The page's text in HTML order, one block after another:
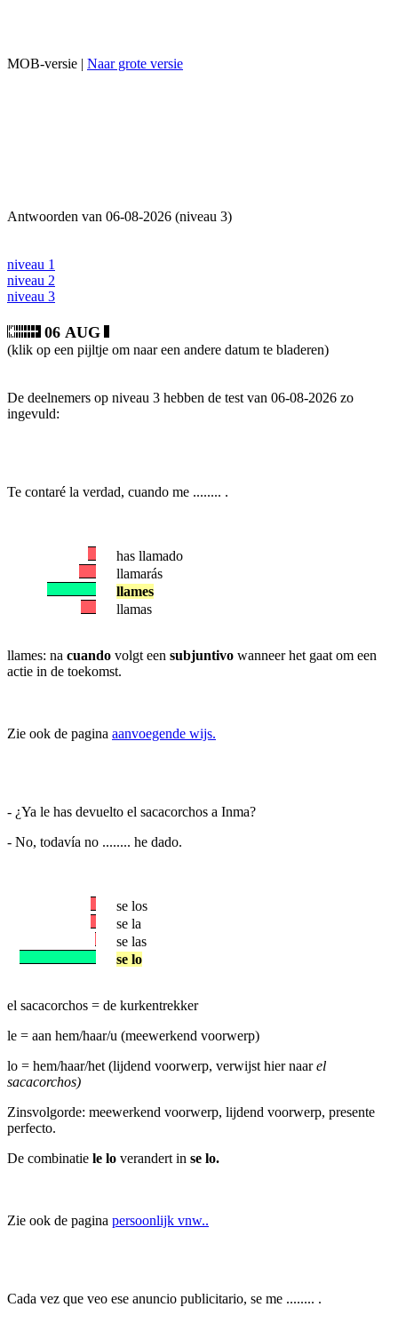
MOB-versie | Naar grote versie
Antwoorden van 06-08-2026 (niveau 3)
niveau 1
niveau 2
niveau 3
06 AUG
(klik op een pijltje om naar een andere datum te bladeren)
De deelnemers op niveau 3 hebben de test van 06-08-2026 zo
ingevuld:
Te contaré la verdad, cuando me ........ .
has llamado
llamarás
llames
llamas
llames: na cuando volgt een subjuntivo wanneer het gaat om een
actie in de toekomst.
Zie ook de pagina aanvoegende wijs.
- ¿Ya le has devuelto el sacacorchos a Inma?
- No, todavía no ........ he dado.
se los
se la
se las
se lo
el sacacorchos = de kurkentrekker
le = aan hem/haar/u (meewerkend voorwerp)
lo = hem/haar/het (lijdend voorwerp, verwijst hier naarel
sacacorchos)
Zinsvolgorde: meewerkend voorwerp, lijdend voorwerp, presente
perfecto.
De combinatie le lo verandert in se lo.
Zie ook de pagina persoonlijk vnw..
Cada vez que veo ese anuncio publicitario, se me ........ .